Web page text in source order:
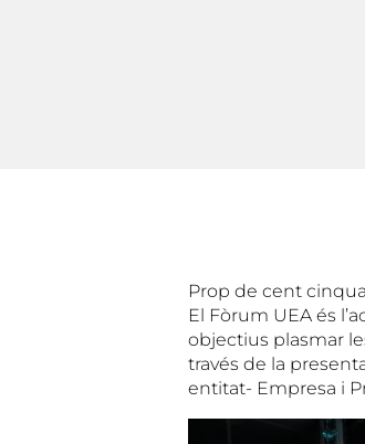
Prop de cent
El Fòrum UEA és
objectius plasmar
través de la
entitat- Empresa i